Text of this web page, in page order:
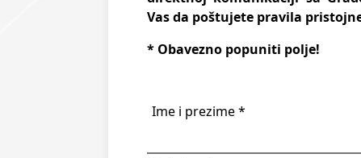
Vas da poštujete pravila
* Obavezno popuniti polje!
Ime i prezime *